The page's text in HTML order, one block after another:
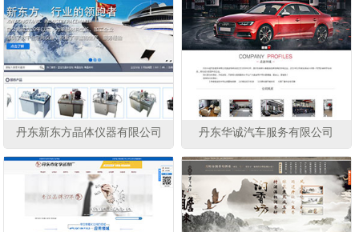
丹东新东方晶体仪器有限公司 丹东华诚汽车服务有限公司